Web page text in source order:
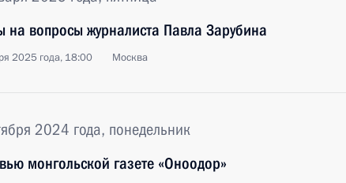
на вопросы журналиста Павла Зарубина
2025 года, 18:00 Москва
2024 года, понедельник
монгольской газете «Оноодор»